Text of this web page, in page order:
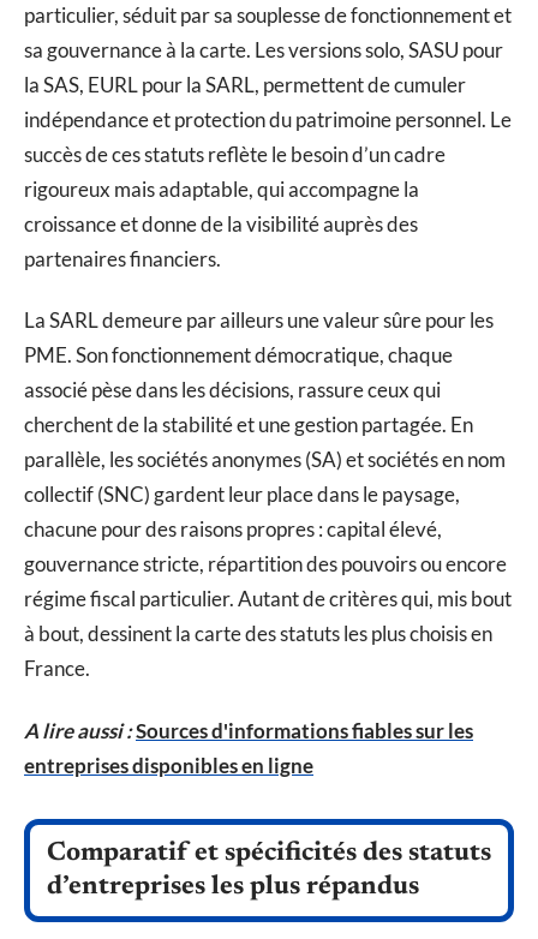
particulier, séduit par sa souplesse de fonctionnement et
sa gouvernance à la carte. Les versions solo, SASU pour
la SAS, EURL pour la SARL, permettent de cumuler
indépendance et protection du patrimoine personnel. Le
succès de ces statuts reflète le besoin d’un cadre
rigoureux mais adaptable, qui accompagne la
croissance et donne de la visibilité auprès des
partenaires financiers.
La SARL demeure par ailleurs une valeur sûre pour les
PME. Son fonctionnement démocratique, chaque
associé pèse dans les décisions, rassure ceux qui
cherchent de la stabilité et une gestion partagée. En
parallèle, les sociétés anonymes (SA) et sociétés en nom
collectif (SNC) gardent leur place dans le paysage,
chacune pour des raisons propres : capital élevé,
gouvernance stricte, répartition des pouvoirs ou encore
régime fiscal particulier. Autant de critères qui, mis bout
à bout, dessinent la carte des statuts les plus choisis en
France.
A lire aussi :Sources d'informations fiables sur les
entreprises disponibles en ligne
Comparatif et spécificités des statuts
d’entreprises les plus répandus